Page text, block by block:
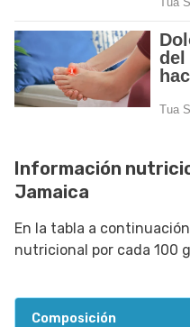
Información
Jamaica
En la tabla a
nutricional por cada 100
Composición